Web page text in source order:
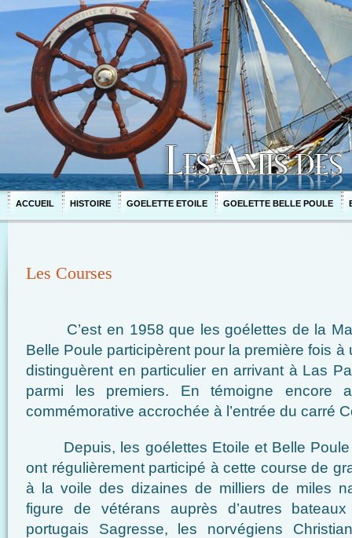
ACCUEIL HISTOIRE GOELETTE ETOILE GOELETTE BELLE POULE
Les Courses
C’est en 1958 que les goélettes de la
Belle Poule participèrent pour la première fois à
distinguèrent en particulier en arrivant à Las
parmi les premiers. En témoigne encore
commémorative accrochée à l’entrée du carré
Depuis, les goélettes Etoile et Belle Poule
ont régulièrement participé à cette course de
à la voile des dizaines de milliers de miles
figure de vétérans auprès d’autres
portugais Sagresse, les norvégiens